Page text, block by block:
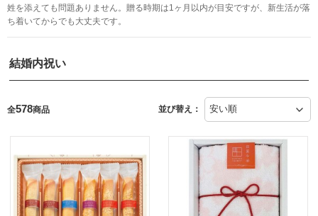
姓を添えても問題ありません。贈る時期は1ヶ月以内が目安ですが、新生活が落
ち着いてからでも大丈夫です。
結婚内祝い
全578商品 並び替え：